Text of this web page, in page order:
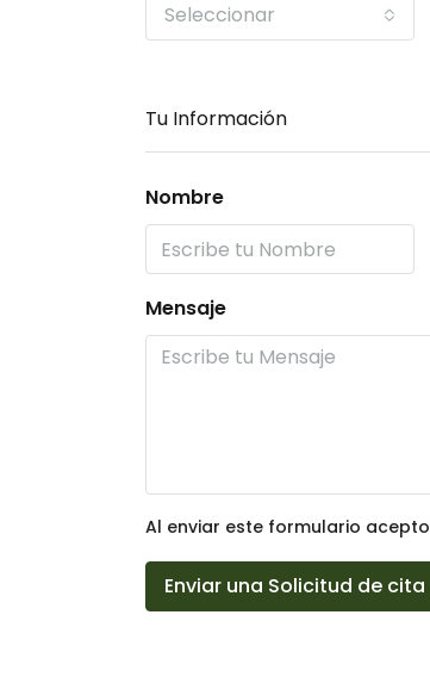
Seleccionar
Tu Información
Nombre
Mensaje
Al enviar este formulario acepto
Enviar una Solicitud de cita